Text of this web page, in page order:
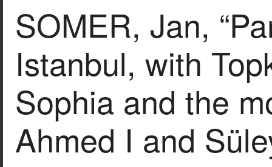
SOMER, Jan,
Istanbul, with
Sophia and the
Ahmed I and